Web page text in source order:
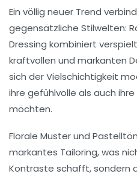
Ein völlig neuer Trend
gegensätzliche Stilwelten:
Dressing kombiniert
kraftvollen und markanten
sich der Vielschichtigkeit
ihre gefühlvolle als auch
möchten.
Florale Muster und
markantes Tailoring, was
Kontraste schafft, sondern